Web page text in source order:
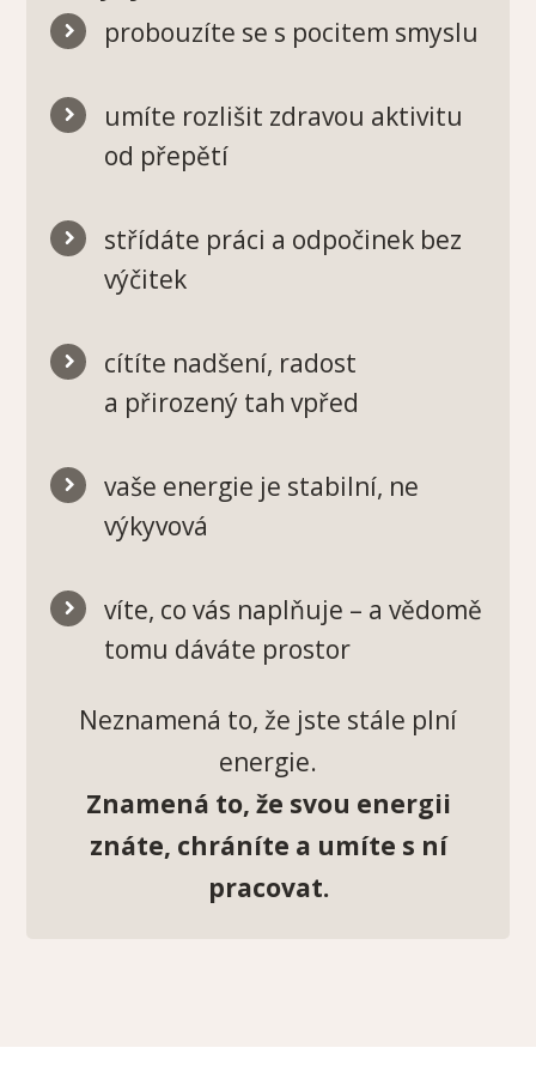
probouzíte se s pocitem smyslu
umíte rozlišit zdravou aktivitu
od přepětí
střídáte práci a odpočinek bez
výčitek
cítíte nadšení, radost
a přirozený tah vpřed
vaše energie je stabilní, ne
výkyvová
víte, co vás naplňuje – a vědomě
tomu dáváte prostor
Neznamená to, že jste stále plní
energie.
Znamená to, že svou energii
znáte, chráníte a umíte s ní
pracovat.